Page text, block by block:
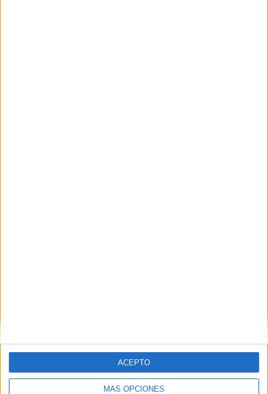
MÁS OPCIONES
ACEPTO
Política editorial
Grupo Faro © 2023